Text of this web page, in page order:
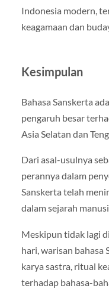
Indonesia modern,
keagamaan dan
Kesimpulan
Bahasa Sanskerta
pengaruh besar
Asia Selatan dan
Dari asal-usulnya
perannya dalam
Sanskerta telah
dalam sejarah
Meskipun tidak lagi
hari, warisan bahasa
karya sastra, ritual
terhadap bahasa-